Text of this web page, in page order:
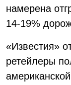
намерена
14-19%
«Известия»
ретейлеры